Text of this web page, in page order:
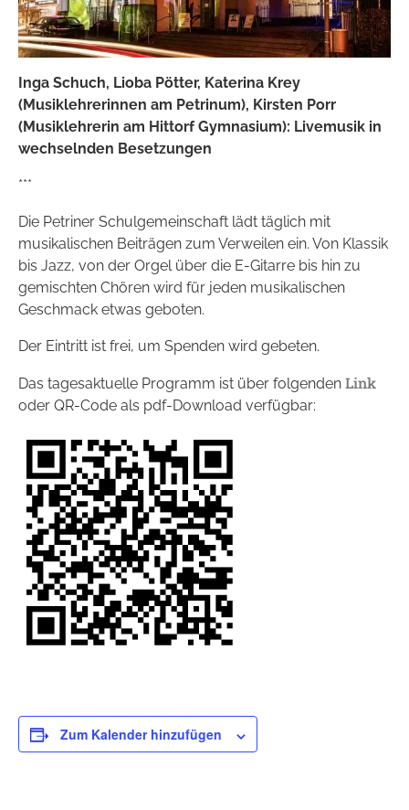
Inga Schuch, Lioba Pötter, Katerina Krey
(Musiklehrerinnen am Petrinum), Kirsten Porr
(Musiklehrerin am Hittorf Gymnasium): Livemusik in
wechselnden Besetzungen
***
Die Petriner Schulgemeinschaft lädt täglich mit
musikalischen Beiträgen zum Verweilen ein. Von Klassik
bis Jazz, von der Orgel über die E-Gitarre bis hin zu
gemischten Chören wird für jeden musikalischen
Geschmack etwas geboten.
Der Eintritt ist frei, um Spenden wird gebeten.
Das tagesaktuelle Programm ist über folgenden Link
oder QR-Code als pdf-Download verfügbar:
Zum Kalender hinzufügen